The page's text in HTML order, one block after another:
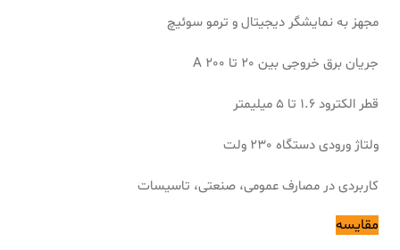
مجهز به نمایشگر دیجیتال و ترمو سوئیچ
جریان برق خروجی بین 20 تا 200 A
قطر الکترود 1.6 تا 5 میلیمتر
ولتاژ ورودی دستگاه 230 ولت
کاربردی در مصارف عمومی، صنعتی، تاسیسات
مقایسه